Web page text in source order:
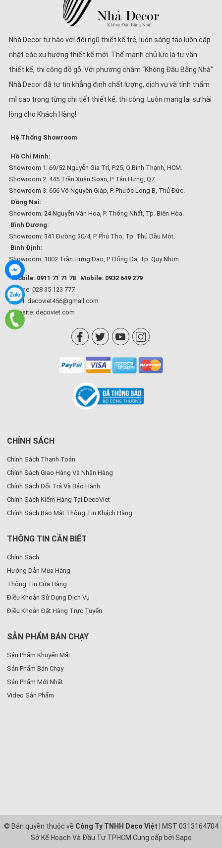
Nhà Decor tự hào với đội ngũ thiết kế trẻ, luôn sáng tạo luôn cập
nhật các xu hướng thiết kế mới. Thế mạnh chủ lực là tư vấn
thiết kế, thi công đồ gỗ. Với phương châm “Không Đâu Bằng Nhà”
Nhà Decor đã tự tin khẳng định chất lượng, dịch vụ và tính thẩm
mĩ cao trong từng chi tiết thiết kế, thi công. Luôn mang lại sự hài
lòng cho Khách Hàng!
Hệ Thống Showroom
Hồ Chí Minh:
Showroom 1: 69/52 Nguyễn Gia Trí, P.25, Q.Bình Thạnh, HCM.
Showroom 2: 445 Trần Xuân Soạn, P. Tân Hưng, Q7.
Showroom 3: 656 Võ Nguyên Giáp, P. Phước Long B, Thủ Đức.
Đồng Nai:
Showroom: 24 Nguyễn Văn Hoa, P. Thống Nhất, Tp. Biên Hòa.
Bình Dương:
Showroom: 341 Đường 30/4, P. Phú Thọ, Tp. Thủ Dầu Một.
Bình Định:
Showroom: 1002 Trần Hưng Đạo, P. Đống Đa, Tp. Quy Nhơn.
Mobile: 0911 71 71 78
Mobile: 0932 649 279
Hotline: 028 35 123 777
Email: decoviet456@gmail.com
Website: decoviet.com
CHÍNH SÁCH
Chính Sách Thanh Toán
Chính Sách Giao Hàng Và Nhận Hàng
Chính Sách Đổi Trả Và Bảo Hành
Chính Sách Kiểm Hàng Tại DecoViet
Chính Sách Bảo Mật Thông Tin Khách Hàng
THÔNG TIN CẦN BIẾT
Chính Sách
Hướng Dẫn Mua Hàng
Thông Tin Cửa Hàng
Điều Khoản Sử Dụng Dịch Vụ
Điều Khoản Đặt Hàng Trực Tuyến
SẢN PHẨM BÁN CHẠY
Sản Phẩm Khuyến Mãi
Sản Phẩm Bán Chạy
Sản Phẩm Mới Nhất
Video Sản Phẩm
© Bản quyền thuộc về Công Ty TNHH Deco Việt | MST 0313164704
Sở Kế Hoạch Và Đầu Tư TPHCM Cung cấp bởi Sapo